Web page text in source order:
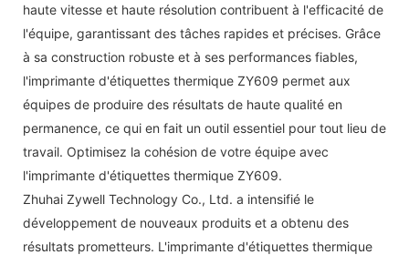
haute vitesse et haute résolution contribuent à l'efficacité de
l'équipe, garantissant des tâches rapides et précises. Grâce
à sa construction robuste et à ses performances fiables,
l'imprimante d'étiquettes thermique ZY609 permet aux
équipes de produire des résultats de haute qualité en
permanence, ce qui en fait un outil essentiel pour tout lieu de
travail. Optimisez la cohésion de votre équipe avec
l'imprimante d'étiquettes thermique ZY609.
Zhuhai Zywell Technology Co., Ltd. a intensifié le
développement de nouveaux produits et a obtenu des
résultats prometteurs. L'imprimante d'étiquettes thermique